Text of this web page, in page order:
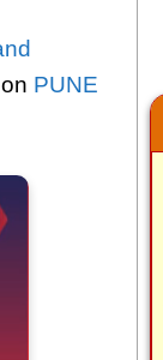
PUNE